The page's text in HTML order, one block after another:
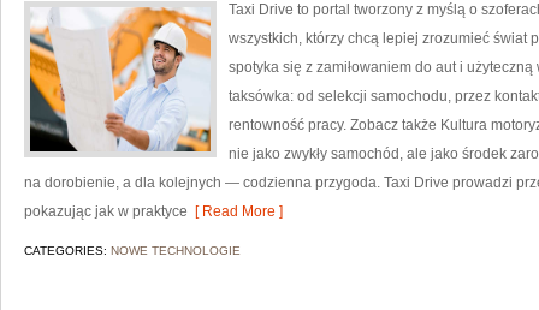
Taxi Drive to portal tworzony z myślą o
wszystkich, którzy chcą lepiej zrozumieć świat
spotyka się z zamiłowaniem do aut i
taksówka: od selekcji samochodu, przez
rentowność pracy. Zobacz także Kultura
nie jako zwykły samochód, ale jako środek
na dorobienie, a dla kolejnych — codzienna przygoda. Taxi Drive prowadzi
pokazując jak w praktyce [ Read More ]
CATEGORIES: NOWE TECHNOLOGIE